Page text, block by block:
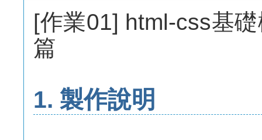
[作業01] html-css基
篇
1. 製作說明